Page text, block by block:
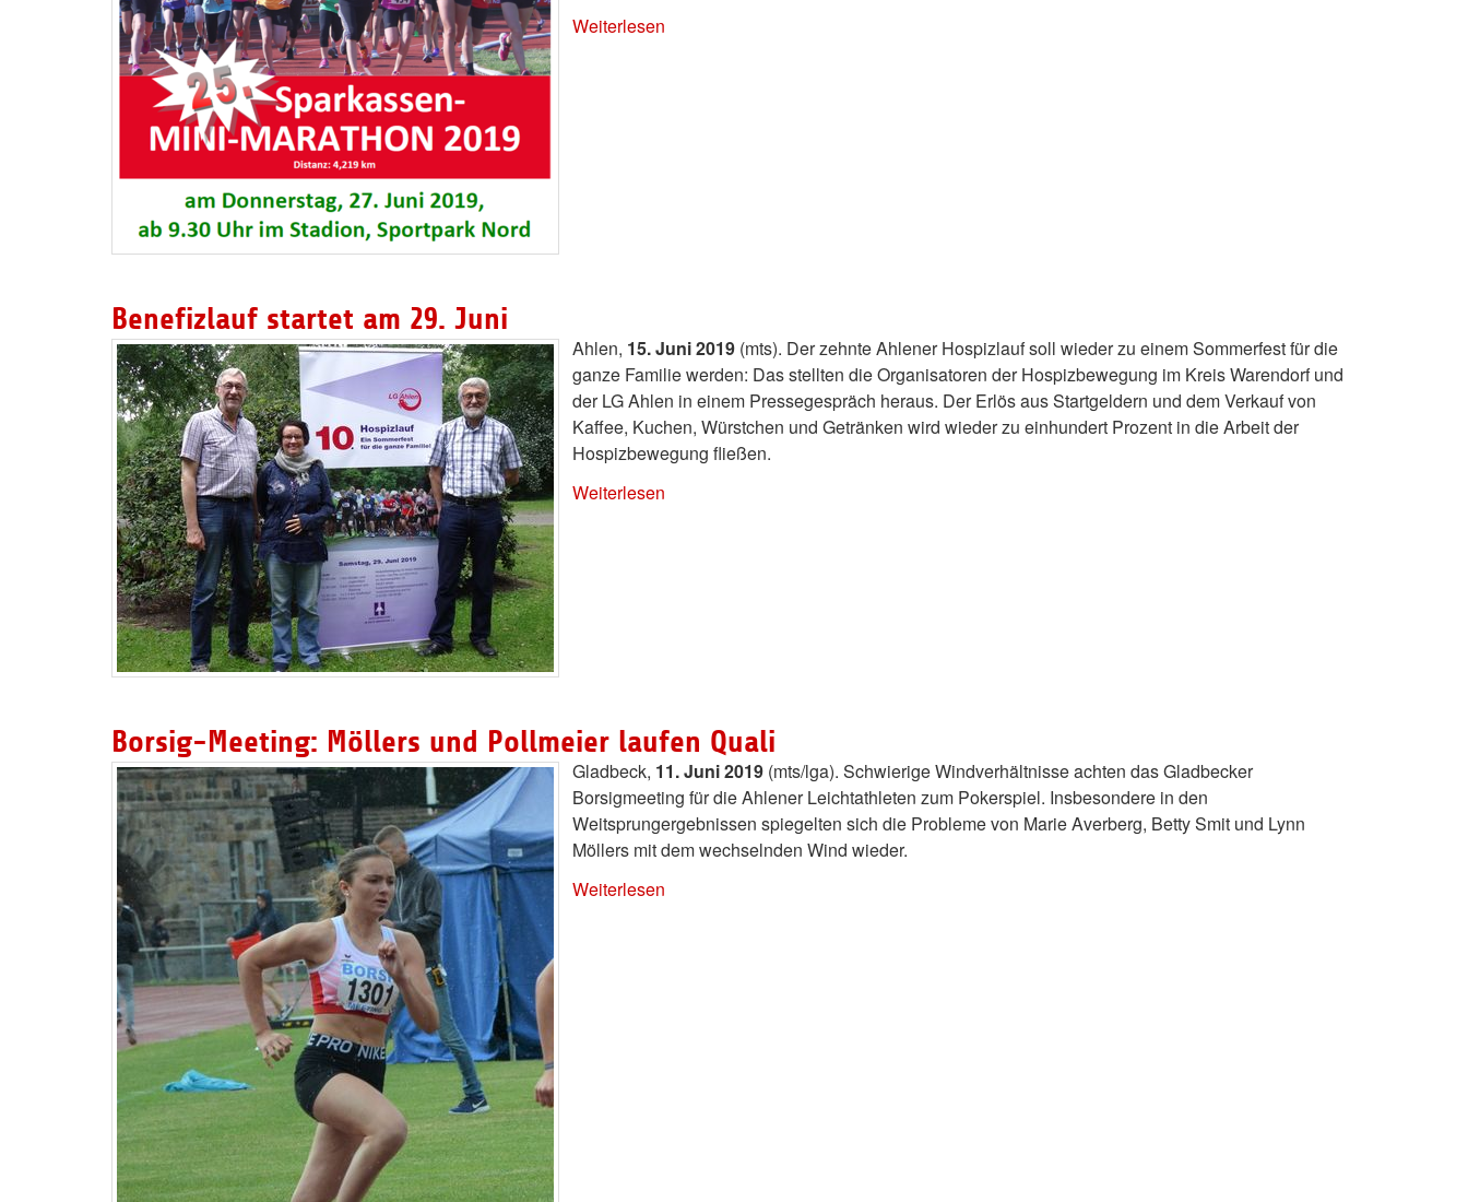
Weiterlesen
Benefizlauf startet am 29. Juni
Ahlen, 15. Juni 2019 (mts). Der zehnte Ahlener Hospizlauf soll wieder zu einem Sommerfest für die
ganze Familie werden: Das stellten die Organisatoren der Hospizbewegung im Kreis Warendorf und
der LG Ahlen in einem Pressegespräch heraus. Der Erlös aus Startgeldern und dem Verkauf von
Kaffee, Kuchen, Würstchen und Getränken wird wieder zu einhundert Prozent in die Arbeit der
Hospizbewegung fließen.
Weiterlesen
Borsig-Meeting: Möllers und Pollmeier laufen Quali
Gladbeck, 11. Juni 2019 (mts/lga). Schwierige Windverhältnisse achten das Gladbecker
Borsigmeeting für die Ahlener Leichtathleten zum Pokerspiel. Insbesondere in den
Weitsprungergebnissen spiegelten sich die Probleme von Marie Averberg, Betty Smit und Lynn
Möllers mit dem wechselnden Wind wieder.
Weiterlesen